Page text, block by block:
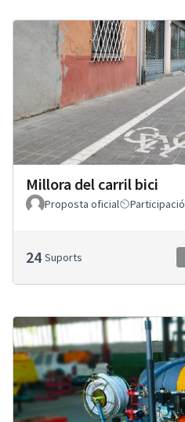
Millora del carril bici
Proposta oficial
Participació
24 Suports